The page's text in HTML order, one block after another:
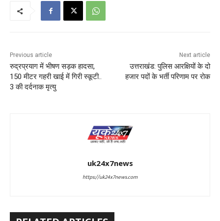
Previous article
रुद्रप्रयाग में भीषण सड़क हादसा,
150 मीटर गहरी खाई में गिरी स्कूटी..
3 की दर्दनाक मृत्यु
Next article
उत्तराखंड: पुलिस आरक्षियों के दो
हजार पदों के भर्ती परिणाम पर रोक
uk24x7news
https://uk24x7news.com